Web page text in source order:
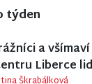
týden
a
Liberce